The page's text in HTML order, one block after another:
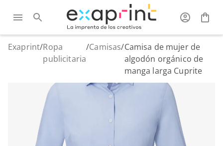
Exaprint/Ropa
publicitaria
/Camisas/Camisa de mujer de
algodón orgánico de
manga larga Cuprite